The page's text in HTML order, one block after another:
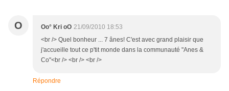
O Oo° Kri oO 21/09/2010 18:53
<br /> Quel bonheur ... 7 ânes! C'est avec grand plaisir que
j'accueille tout ce p'tit monde dans la communauté "Anes &
Co"<br /> <br /> <br />
Répondre